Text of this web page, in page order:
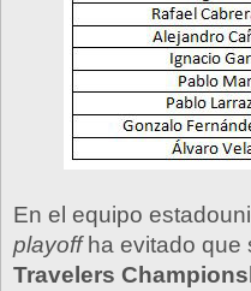
En el equipo
playoff ha evitado que
Travelers